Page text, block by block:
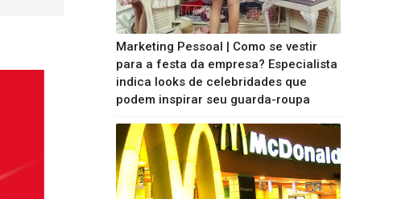
Marketing Pessoal | Como se vestir
para a festa da empresa? Especialista
indica looks de celebridades que
podem inspirar seu guarda-roupa